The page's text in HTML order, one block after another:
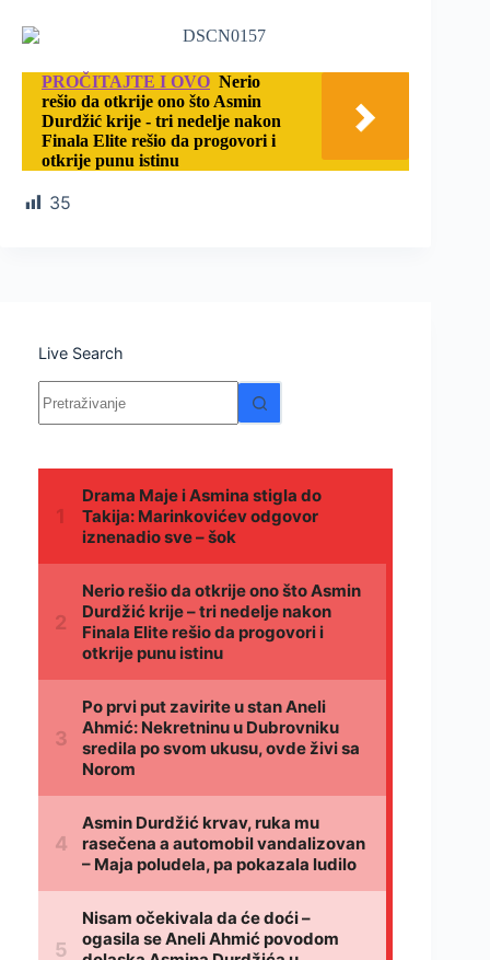
PROČITAJTE I OVO Nerio
rešio da otkrije ono što Asmin
Durdžić krije - tri nedelje nakon
Finala Elite rešio da progovori i
otkrije punu istinu
35
Live Search
Nema
rezultata.